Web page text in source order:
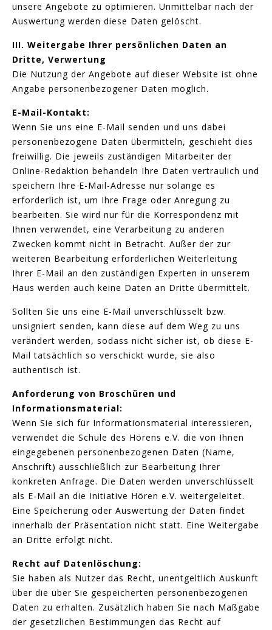
unsere Angebote zu optimieren. Unmittelbar nach der
Auswertung werden diese Daten gelöscht.
III. Weitergabe Ihrer persönlichen Daten an
Dritte, Verwertung
Die Nutzung der Angebote auf dieser Website ist ohne
Angabe personenbezogener Daten möglich.
E-Mail-Kontakt:
Wenn Sie uns eine E-Mail senden und uns dabei
personenbezogene Daten übermitteln, geschieht dies
freiwillig. Die jeweils zuständigen Mitarbeiter der
Online-Redaktion behandeln Ihre Daten vertraulich und
speichern Ihre E-Mail-Adresse nur solange es
erforderlich ist, um Ihre Frage oder Anregung zu
bearbeiten. Sie wird nur für die Korrespondenz mit
Ihnen verwendet, eine Verarbeitung zu anderen
Zwecken kommt nicht in Betracht. Außer der zur
weiteren Bearbeitung erforderlichen Weiterleitung
Ihrer E-Mail an den zuständigen Experten in unserem
Haus werden auch keine Daten an Dritte übermittelt.
Sollten Sie uns eine E-Mail unverschlüsselt bzw.
unsigniert senden, kann diese auf dem Weg zu uns
verändert werden, sodass nicht sicher ist, ob diese E-
Mail tatsächlich so verschickt wurde, sie also
authentisch ist.
Anforderung von Broschüren und
Informationsmaterial:
Wenn Sie sich für Informationsmaterial interessieren,
verwendet die Schule des Hörens e.V. die von Ihnen
eingegebenen personenbezogenen Daten (Name,
Anschrift) ausschließlich zur Bearbeitung Ihrer
konkreten Anfrage. Die Daten werden unverschlüsselt
als E-Mail an die Initiative Hören e.V. weitergeleitet.
Eine Speicherung oder Auswertung der Daten findet
innerhalb der Präsentation nicht statt. Eine Weitergabe
an Dritte erfolgt nicht.
Recht auf Datenlöschung:
Sie haben als Nutzer das Recht, unentgeltlich Auskunft
über die über Sie gespeicherten personenbezogenen
Daten zu erhalten. Zusätzlich haben Sie nach Maßgabe
der gesetzlichen Bestimmungen das Recht auf